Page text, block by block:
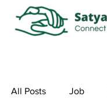
All Posts Job